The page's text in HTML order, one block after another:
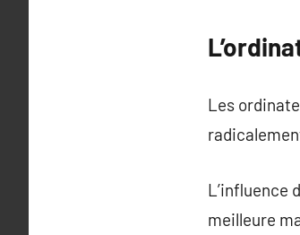
Les
L’influence
meilleure